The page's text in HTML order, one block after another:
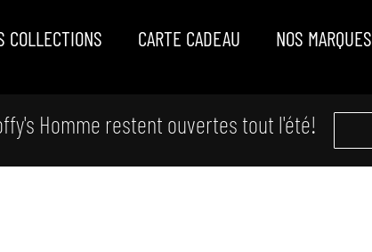
COLLECTIONS CARTE CADEAU NOS MARQUES
Homme restent ouvertes tout l'été!